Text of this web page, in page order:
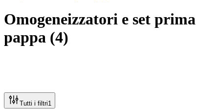
Omogeneizzatori e set prima
pappa (4)
Tutti i filtri1